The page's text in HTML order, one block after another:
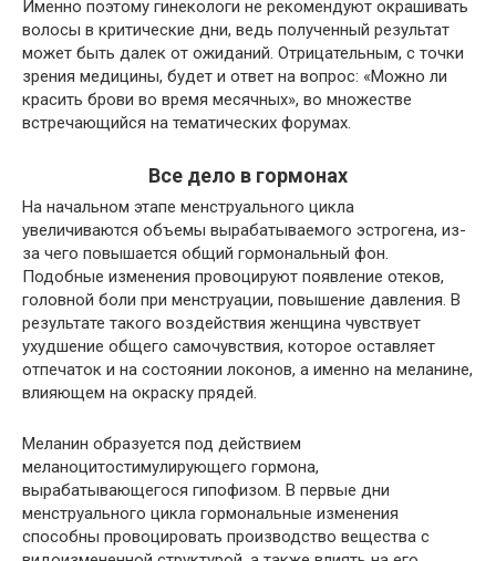
Именно поэтому гинекологи не рекомендуют окрашивать
волосы в критические дни, ведь полученный результат
может быть далек от ожиданий. Отрицательным, с точки
зрения медицины, будет и ответ на вопрос: «Можно ли
красить брови во время месячных», во множестве
встречающийся на тематических форумах.
Все дело в гормонах
На начальном этапе менструального цикла
увеличиваются объемы вырабатываемого эстрогена, из-
за чего повышается общий гормональный фон.
Подобные изменения провоцируют появление отеков,
головной боли при менструации, повышение давления. В
результате такого воздействия женщина чувствует
ухудшение общего самочувствия, которое оставляет
отпечаток и на состоянии локонов, а именно на меланине,
влияющем на окраску прядей.
Меланин образуется под действием
меланоцитостимулирующего гормона,
вырабатывающегося гипофизом. В первые дни
менструального цикла гормональные изменения
способны провоцировать производство вещества с